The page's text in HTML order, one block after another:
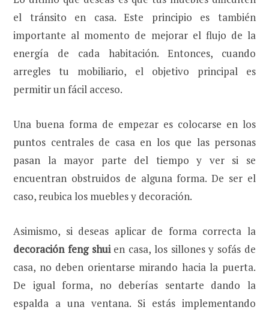
el tránsito en casa. Este principio es también
importante al momento de mejorar el flujo de la
energía de cada habitación. Entonces, cuando
arregles tu mobiliario, el objetivo principal es
permitir un fácil acceso.
Una buena forma de empezar es colocarse en los
puntos centrales de casa en los que las personas
pasan la mayor parte del tiempo y ver si se
encuentran obstruidos de alguna forma. De ser el
caso, reubica los muebles y decoración.
Asimismo, si deseas aplicar de forma correcta la
decoración feng shui en casa, los sillones y sofás de
casa, no deben orientarse mirando hacia la puerta.
De igual forma, no deberías sentarte dando la
espalda a una ventana. Si estás implementando